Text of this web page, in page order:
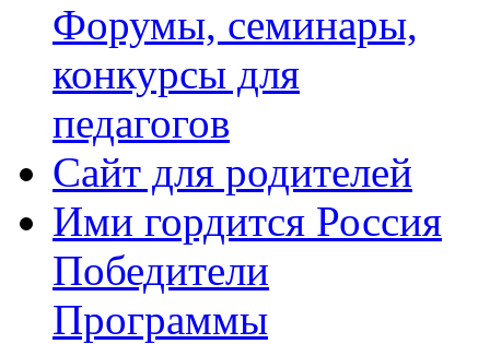
Форумы, семинары,
конкурсы для
педагогов
Сайт для родителей
Ими гордится Россия
Победители
Программы